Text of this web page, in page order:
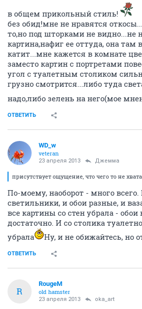
в общем прикольный стиль!
без обид!мне не нравятся
то,но под шторками не видно...не
картина,нафиг ее оттуда, она там
катит...мне кажется в комнате
заместо картин с портретами
угол с туалетным столиком
грузно смотрится...либо туда
надо,либо зелень на него(мое
ОТВЕТИТЬ
WD_w
veteran
23 апреля 2013 Джемма
присутствует ощущение, что чего то не
По-моему, наоборот - много
светильники, и обои разные, и
все картины со стен убрала - обои
достаточно. И со столика
убрала
Ну, и не обижайтесь, но
ОТВЕТИТЬ
R
RougeM
old hamster
23 апреля 2013 oka_art